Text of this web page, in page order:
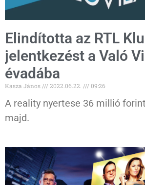
Elindította az RTL
jelentkezést a Való
évadába
Kasza János 2022.06.22. 09:26
A reality nyertese 36 millió
majd.